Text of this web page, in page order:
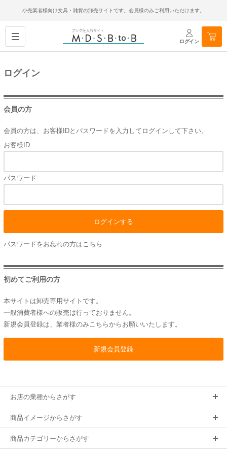
小売業者様向け文具・雑貨の卸売サイトです。会員様のみご利用いただけます。
ログイン
ログイン
会員の方
会員の方は、お客様IDとパスワードを入力してログインして下さい。
お客様ID
パスワード
パスワードをお忘れの方はこちら
初めてご利用の方
本サイトは卸売専用サイトです。
一般消費者様への販売は行っておりません。
新規会員登録は、業者様のみこちらからお願いいたします。
お店の業種からさがす
商品イメージからさがす
商品カテゴリーからさがす